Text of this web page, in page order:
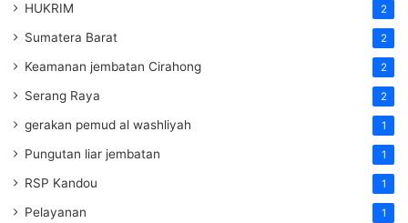
HUKRIM 2
Sumatera Barat 2
Keamanan jembatan Cirahong 2
Serang Raya 2
gerakan pemud al washliyah 1
Pungutan liar jembatan 1
RSP Kandou 1
Pelayanan 1